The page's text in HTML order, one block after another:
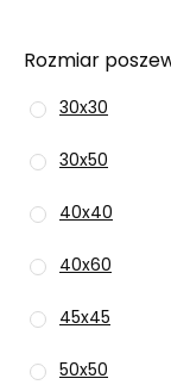
Rozmiar
30x30
30x50
40x40
40x60
45x45
50x50